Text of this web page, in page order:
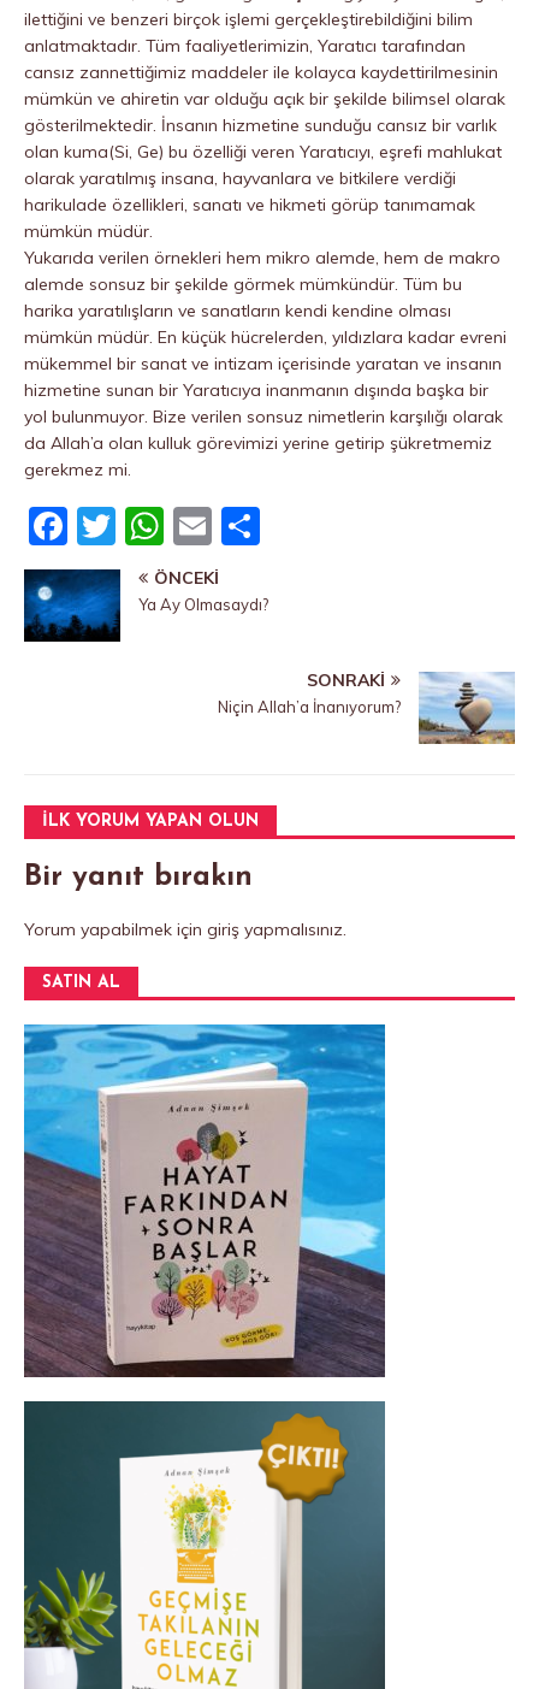
ilettiğini ve benzeri birçok işlemi gerçekleştirebildiğini bilim
anlatmaktadır. Tüm faaliyetlerimizin, Yaratıcı tarafından
cansız zannettiğimiz maddeler ile kolayca kaydettirilmesinin
mümkün ve ahiretin var olduğu açık bir şekilde bilimsel olarak
gösterilmektedir. İnsanın hizmetine sunduğu cansız bir varlık
olan kuma(Si, Ge) bu özelliği veren Yaratıcıyı, eşrefi mahlukat
olarak yaratılmış insana, hayvanlara ve bitkilere verdiği
harikulade özellikleri, sanatı ve hikmeti görüp tanımamak
mümkün müdür.
Yukarıda verilen örnekleri hem mikro alemde, hem de makro
alemde sonsuz bir şekilde görmek mümkündür. Tüm bu
harika yaratılışların ve sanatların kendi kendine olması
mümkün müdür. En küçük hücrelerden, yıldızlara kadar evreni
mükemmel bir sanat ve intizam içerisinde yaratan ve insanın
hizmetine sunan bir Yaratıcıya inanmanın dışında başka bir
yol bulunmuyor. Bize verilen sonsuz nimetlerin karşılığı olarak
da Allah’a olan kulluk görevimizi yerine getirip şükretmemiz
gerekmez mi.
F
a
c
e
k
T
w
it
te
W
h
at
E
m
ai yl
ÖNCEKI
Ya Ay Olmasaydı?
SONRAKI
Niçin Allah’a İnanıyorum?
İLK YORUM YAPAN OLUN
Bir yanıt bırakın
Yorum yapabilmek için giriş yapmalısınız.
SATIN AL